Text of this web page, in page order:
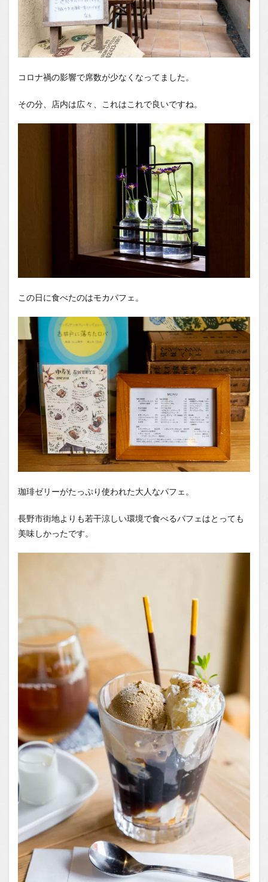
コロナ禍の影響で席数が少なくなってました。
その分、店内は広々、これはこれで良いですね。
この日に食べたのはモカパフェ。
珈琲ゼリーがたっぷり使われた大人なパフェ。
長野市街地よりも若干涼しい環境で食べるパフェはとっても
美味しかったです。